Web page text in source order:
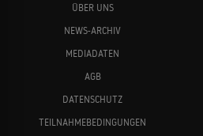
ÜBER UNS
NEWS-ARCHIV
MEDIADATEN
AGB
DATENSCHUTZ
TEILNAHMEBEDINGUNGEN